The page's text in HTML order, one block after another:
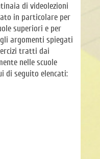
di videolezioni
in particolare per
superiori e per
argomenti spiegati
tratti dai
nelle scuole
di seguito elencati: